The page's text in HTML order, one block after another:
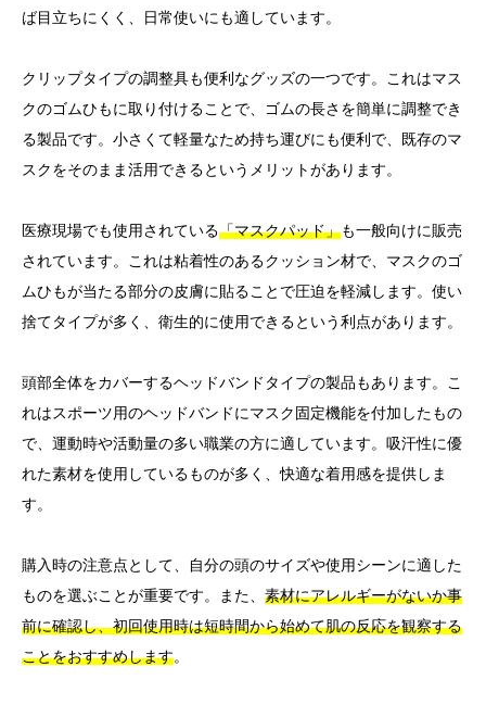
ば目立ちにくく、日常使いにも適しています。
クリップタイプの調整具も便利なグッズの一つです。これはマス
クのゴムひもに取り付けることで、ゴムの長さを簡単に調整でき
る製品です。小さくて軽量なため持ち運びにも便利で、既存のマ
スクをそのまま活用できるというメリットがあります。
医療現場でも使用されている「マスクパッド」も一般向けに販売
されています。これは粘着性のあるクッション材で、マスクのゴ
ムひもが当たる部分の皮膚に貼ることで圧迫を軽減します。使い
捨てタイプが多く、衛生的に使用できるという利点があります。
頭部全体をカバーするヘッドバンドタイプの製品もあります。こ
れはスポーツ用のヘッドバンドにマスク固定機能を付加したもの
で、運動時や活動量の多い職業の方に適しています。吸汗性に優
れた素材を使用しているものが多く、快適な着用感を提供しま
す。
購入時の注意点として、自分の頭のサイズや使用シーンに適した
ものを選ぶことが重要です。また、 素材にアレルギーがないか事
前に確認し、初回使用時は短時間から始めて肌の反応を観察する
ことをおすすめします。